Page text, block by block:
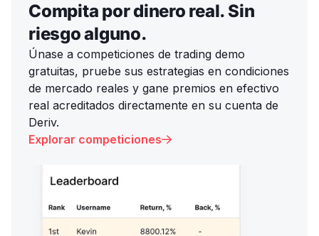
Compita por dinero real. Sin
riesgo alguno.
Únase a competiciones de trading demo
gratuitas, pruebe sus estrategias en condiciones
de mercado reales y gane premios en efectivo
real acreditados directamente en su cuenta de
Deriv.
Explorar competiciones